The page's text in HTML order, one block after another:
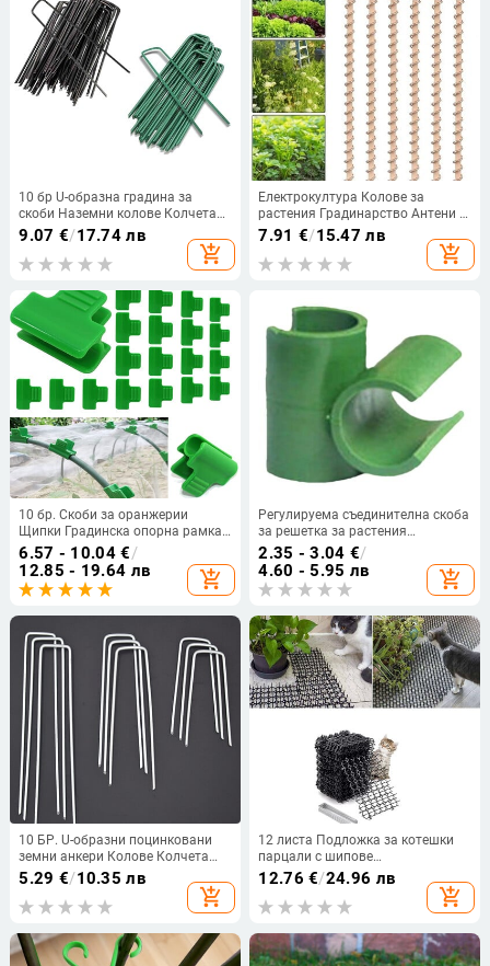
10 бр U-образна градина за
скоби Наземни колове Колчета
Градински щифтове Шипове за
закрепване на морава Ферма
Сод Бариера Пейзаж Gra G5AB
9.07 €/17.74 лв
add_shopping_cart
Електрокултура Колове за
растения Градинарство Антени с
медна бобина за отглеждане на
градински растения и зеленчуци
с помощта на етерна енергия
7.91 €/15.47 лв
add_shopping_cart
10 бр. Скоби за оранжерии
Щипки Градинска опорна рамка
Колове за опора на растения за
навес Филмово покритие за
редове Засенчваща мрежа
Тунелна скоба за обръч
6.57 - 10.04€/
12.85 - 19.64 лв
add_shopping_cart
Регулируема съединителна скоба
за решетка за растения
Регулируема фиксираща скоба
Градинска решетка Лесен за
инсталиране Конектор за колове
за растения за домати
2.35 - 3.04 €/
4.60 - 5.95 лв
add_shopping_cart
10 БР. U-образни поцинковани
земни анкери Колове Колчета
Щифтове за закрепване на
тревна площ Ферма Тревна
бариера Пейзаж Тревна тъкан
5.29 €/10.35 лв
add_shopping_cart
12 листа Подложка за котешки
парцали с шипове
Предотвратяваща подложка за
домашни любимци и кучета
Подложка с бодли за градинска
против котки Вътрешна
подложка на открито
12.76 €/24.96 лв
add_shopping_cart